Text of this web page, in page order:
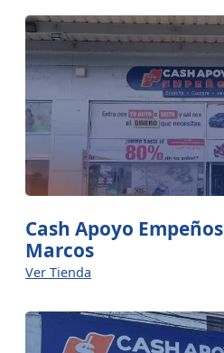
Cash Apoyo
Marcos
Ver Tienda